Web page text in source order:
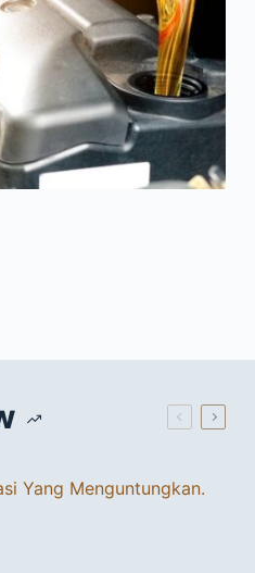
Yang Menguntungkan.